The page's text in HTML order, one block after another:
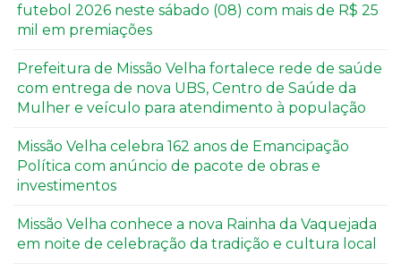
futebol 2026 neste sábado (08) com mais de R$ 25
mil em premiações
Prefeitura de Missão Velha fortalece rede de saúde
com entrega de nova UBS, Centro de Saúde da
Mulher e veículo para atendimento à população
Missão Velha celebra 162 anos de Emancipação
Política com anúncio de pacote de obras e
investimentos
Missão Velha conhece a nova Rainha da Vaquejada
em noite de celebração da tradição e cultura local